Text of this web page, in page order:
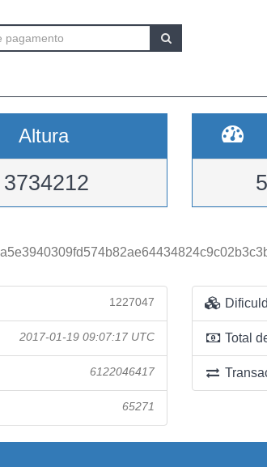
Altura
3734212
1227047
2017-01-19 09:07:17 UTC
6122046417
65271
Total